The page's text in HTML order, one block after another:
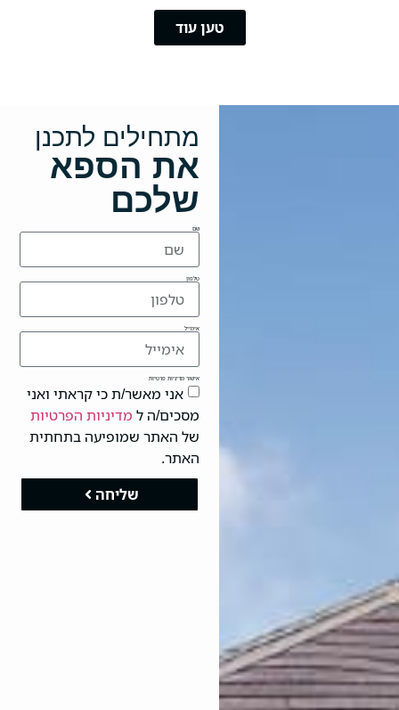
טען עוד
מתחילים לתכנן
את הספא
שלכם
שם
טלפון
אימייל
אישור מדיניות פרטיות
אני מאשר/ת כי קראתי ואני
מסכים/ה ל מדיניות הפרטיות
של האתר שמופיעה בתחתית
האתר.
שליחה